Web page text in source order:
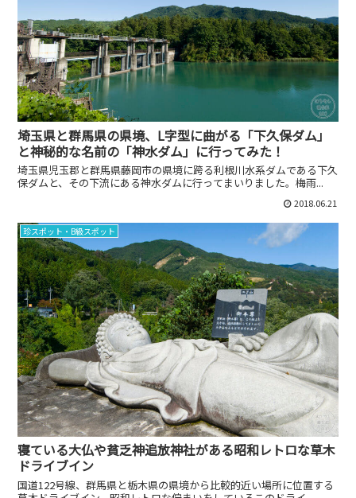
埼玉県と群馬県の県境、L字型に曲がる「下久保ダム」
と神秘的な名前の「神水ダム」に行ってみた！
埼玉県児玉郡と群馬県藤岡市の県境に跨る利根川水系ダムである下久
保ダムと、その下流にある神水ダムに行ってまいりました。梅雨...
2018.06.21
珍スポット・B級スポット
寝ている大仏や貧乏神追放神社がある昭和レトロな草木
ドライブイン
国道122号線、群馬県と栃木県の県境から比較的近い場所に位置する